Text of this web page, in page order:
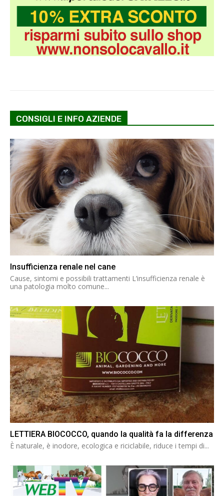
CONSIGLI E INFO AZIENDE
Insufficienza renale nel cane
Cause, sintomi e possibili trattamenti L’insufficienza renale è
una patologia molto comune...
LETTIERA BIOCOCCO, quando la qualità fa la differenza
È naturale, è inodore, ecologica e riciclabile, riduce i tempi di...